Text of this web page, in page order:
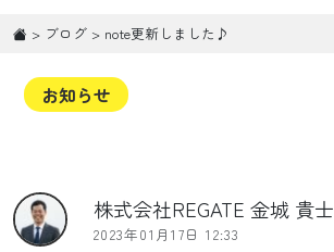
> ブログ > note更新しました♪
お知らせ
株式会社REGATE 金城 貴士
2023年01月17日 12:33